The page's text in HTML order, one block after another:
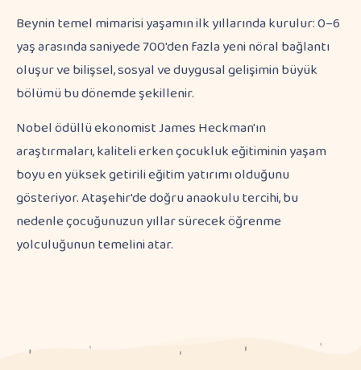
Beynin temel mimarisi yaşamın ilk yıllarında kurulur: 0–6
yaş arasında saniyede 700'den fazla yeni nöral bağlantı
oluşur ve bilişsel, sosyal ve duygusal gelişimin büyük
bölümü bu dönemde şekillenir.
Nobel ödüllü ekonomist James Heckman'ın
araştırmaları, kaliteli erken çocukluk eğitiminin yaşam
boyu en yüksek getirili eğitim yatırımı olduğunu
gösteriyor. Ataşehir'de doğru anaokulu tercihi, bu
nedenle çocuğunuzun yıllar sürecek öğrenme
yolculuğunun temelini atar.